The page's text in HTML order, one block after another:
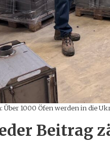
1000 Öfen werden in die
Beitrag